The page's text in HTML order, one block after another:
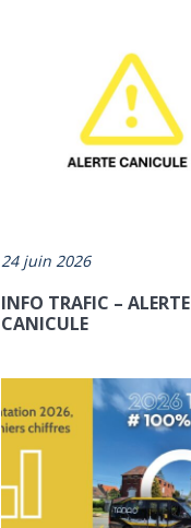
24 juin 2026
INFO TRAFIC – ALERTE
CANICULE